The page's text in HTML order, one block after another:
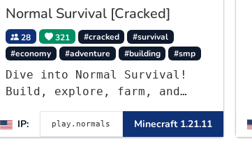
Normal Survival [Cracked]
28 321 #cracked
#survival
#economy
#adventure #building #smp
Dive into Normal Survival!
Build, explore, farm, and
create with a friendly
community. Enjoy weekly
updates, new features, and
IP: Minecraft 1.21.11